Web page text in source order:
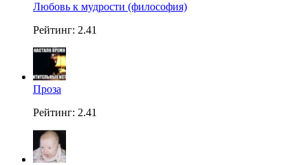
Любовь к мудрости (философия)
Рейтинг: 2.41
Проза
Рейтинг: 2.41